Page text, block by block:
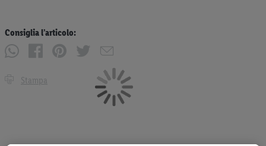
Consiglia l’articolo:
Stampa